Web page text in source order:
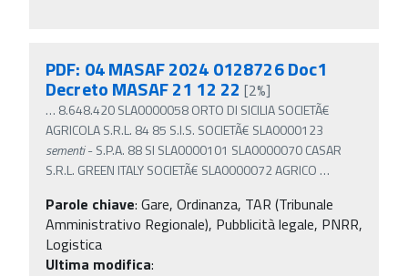
PDF: 04 MASAF 2024 0128726 Doc1
Decreto MASAF 21 12 22 [2%]
… 8.648.420 SLA0000058 ORTO DI SICILIA SOCIETÃ€
AGRICOLA S.R.L. 84 85 S.I.S. SOCIETÃ€ SLA0000123
sementi- S.P.A. 88 SI SLA0000101 SLA0000070 CASAR
S.R.L. GREEN ITALY SOCIETÃ€ SLA0000072 AGRICO …
Parole chiave: Gare, Ordinanza, TAR (Tribunale
Amministrativo Regionale), Pubblicità legale, PNRR,
Logistica
Ultima modifica: